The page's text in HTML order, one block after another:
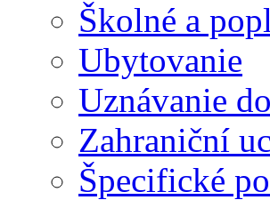
Školné a
Ubytovanie
Uznávanie
Zahraniční
Špecifické